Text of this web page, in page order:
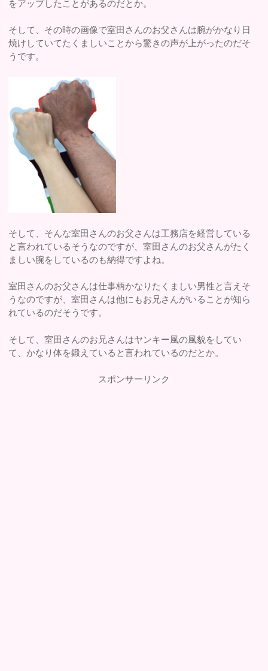
をアップしたことがあるのだとか。
そして、その時の画像で室田さんのお父さんは腕がかなり日
焼けしていてたくましいことから驚きの声が上がったのだそ
うです。
そして、そんな室田さんのお父さんは工務店を経営している
と言われているそうなのですが、室田さんのお父さんがたく
ましい腕をしているのも納得ですよね。
室田さんのお父さんは仕事柄かなりたくましい男性と言えそ
うなのですが、室田さんは他にもお兄さんがいることが知ら
れているのだそうです。
そして、室田さんのお兄さんはヤンキー風の風貌をしてい
て、かなり体を鍛えていると言われているのだとか。
スポンサーリンク